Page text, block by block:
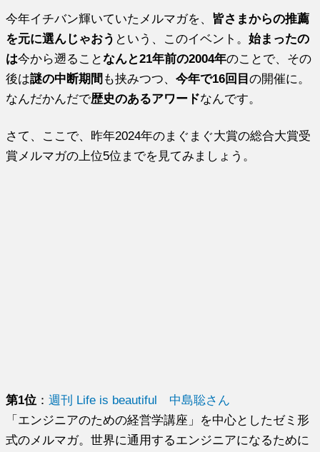
今年イチバン輝いていたメルマガを、 皆さまからの推薦
を元に選んじゃおう という、このイベント。始まったの
は今から遡ることなんと21年前の2004年のことで、その
後は謎の中断期間 も挟みつつ、今年で16回目の開催に。
なんだかんだで歴史のあるアワードなんです。
さて、ここで、昨年2024年のまぐまぐ大賞の総合大賞受
賞メルマガの上位5位までを見てみましょう。
第1位 ：週刊 Life is beautiful 中島聡さん
「エンジニアのための経営学講座」を中心としたゼミ形
式のメルマガ。世界に通用するエンジニアになるために